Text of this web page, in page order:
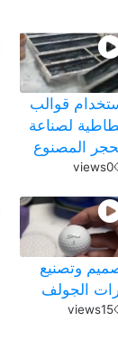
قوالب
لصناعة
المصنوع
0
views
وتصنيع
الجولف
15
views